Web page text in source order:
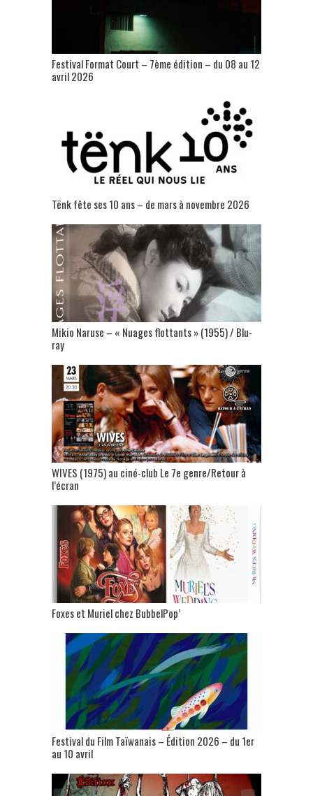
Festival Format Court – 7ème édition – du 08 au 12
avril 2026
Tënk fête ses 10 ans – de mars à novembre 2026
Mikio Naruse – « Nuages flottants » (1955) / Blu-
ray
WIVES (1975) au ciné-club Le 7e genre/Retour à
l’écran
Foxes et Muriel chez BubbelPop’
Festival du Film Taïwanais – Édition 2026 – du 1er
au 10 avril